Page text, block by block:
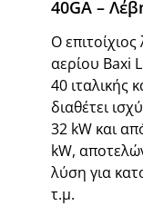
40GA –
Ο
αερίου Baxi
40 ιταλικής
διαθέτει
32 kW και
kW,
λύση για
τ.μ.